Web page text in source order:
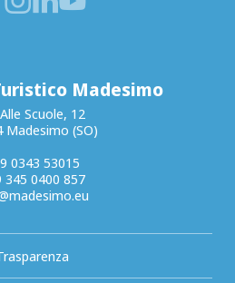
Madesimo
Scuole, 12
Madesimo (SO)
0343 53015
345 0400 857